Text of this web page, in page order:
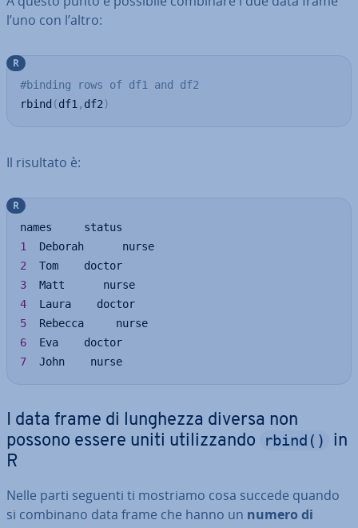
l’uno con l’altro:
#binding rows of df1 and df2
rbind (df1 , df2 )
R
Il risultato è:
1
2
3
4
5
6
7
  John    nurse
R
I data frame di lunghezza diversa non
possono essere uniti uti­liz­zan­do
rbind()
in
R
Nelle parti seguenti ti mostriamo cosa succede quando
si combinano data frame che hanno un numero di